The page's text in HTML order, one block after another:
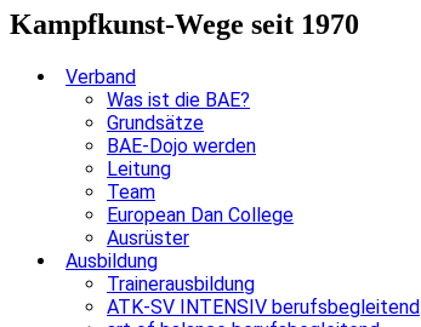
Kampfkunst-Wege seit 1970
Verband
Was ist die BAE?
Grundsätze
BAE-Dojo werden
Leitung
Team
European Dan College
Ausrüster
Ausbildung
Trainerausbildung
ATK-SV INTENSIV berufsbegleitend